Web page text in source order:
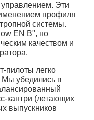
Эти
профиля
системы.
EN B", но
качеством и
пилоты легко
Мы убедились в
кантри (летающих
выпускников